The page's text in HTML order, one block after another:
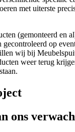
met uiterste
(gemonteerd en
gecontroleerd op
wij bij
weer terug
ons